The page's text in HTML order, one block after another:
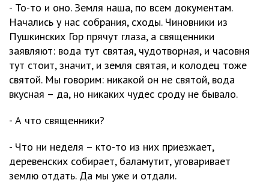
- То-то и оно. Земля наша, по всем документам.
Начались у нас собрания, сходы. Чиновники из
Пушкинских Гор прячут глаза, а священники
заявляют: вода тут святая, чудотворная, и часовня
тут стоит, значит, и земля святая, и колодец тоже
святой. Мы говорим: никакой он не святой, вода
вкусная – да, но никаких чудес сроду не бывало.
- А что священники?
- Что ни неделя – кто-то из них приезжает,
деревенских собирает, баламутит, уговаривает
землю отдать. Да мы уже и отдали.